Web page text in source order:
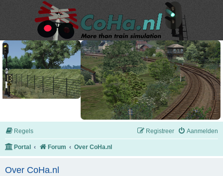
Regels Aanmelden
Registreer
Portal Forum Over CoHa.nl
Over CoHa.nl